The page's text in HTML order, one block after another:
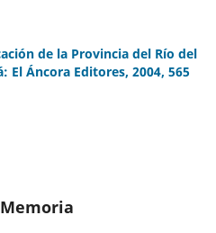
de la Provincia del Río del
El Áncora Editores, 2004, 565